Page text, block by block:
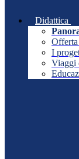
Didattica
I
Viaggi